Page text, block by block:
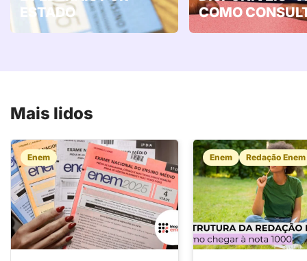
ESTADO
COMO
Mais lidos
Enem Enem Redação Enem